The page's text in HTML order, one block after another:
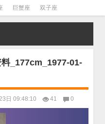
巨蟹座 双子座
_177cm_1977-01-
日 09:48:10 41 0